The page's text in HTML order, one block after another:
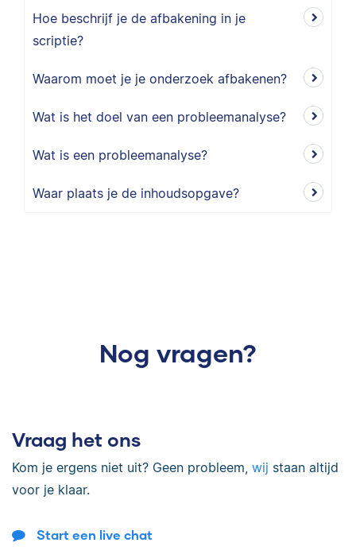
Hoe beschrijf je de afbakening in je
scriptie?
Waarom moet je je onderzoek afbakenen?
Wat is het doel van een probleemanalyse?
Wat is een probleemanalyse?
Waar plaats je de inhoudsopgave?
Nog vragen?
Vraag het ons
Kom je ergens niet uit? Geen probleem, wij staan altijd
voor je klaar.
Start een live chat